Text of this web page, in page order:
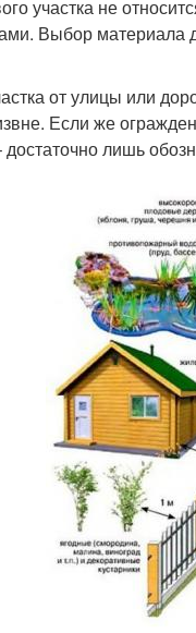
участка не
Выбор материала
от улицы или
Если же
лишь